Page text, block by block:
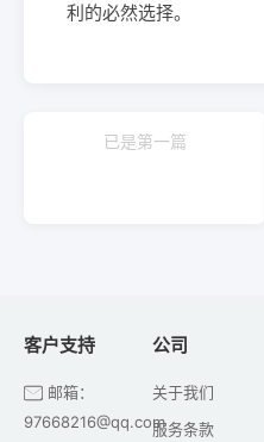
利的必然选择。
已是第一篇
客户支持
邮箱：
97668216@qq.com
公司
关于我们
服务条款